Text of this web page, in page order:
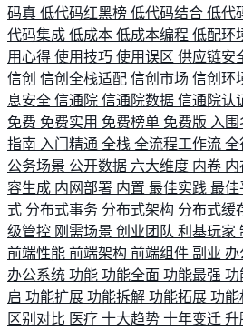
码真 低代码红黑榜 低代码结合 低代
代码集成 低成本 低成本编程 低配环
用心得 使用技巧 使用误区 供应链安
信创 信创全栈适配 信创市场 信创环
息安全 信通院 信通院数据 信通院认
免费 免费实用 免费榜单 免费版 入
指南 入门精通 全栈 全流程工作流 全
公务场景 公开数据 六大维度 内卷 内
容生成 内网部署 内置 最佳实践 最佳
式 分布式事务 分布式架构 分布式缓
级管控 刚需场景 创业团队 利基玩家
前端性能 前端架构 前端组件 副业 办
办公系统 功能 功能全面 功能最强 功
启 功能扩展 功能拆解 功能拓展 功能
区别对比 医疗 十大趋势 十年变迁 升